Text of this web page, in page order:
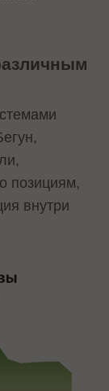
позициям,
внутри